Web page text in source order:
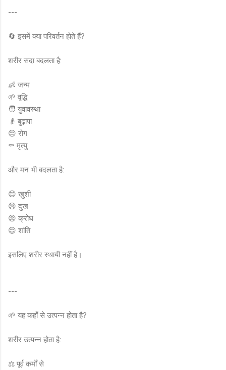
---
🔄 इसमें क्या परिवर्तन होते हैं?
शरीर सदा बदलता है:
👶 जन्म
🌱 वृद्धि
🧑 युवावस्था
👴 बुढ़ापा
😔 रोग
⚰️ मृत्यु
और मन भी बदलता है:
😊 खुशी
😢 दुख
😡 क्रोध
😌 शांति
इसलिए शरीर स्थायी नहीं है।
---
🌱 यह कहाँ से उत्पन्न होता है?
शरीर उत्पन्न होता है:
⚖️ पूर्व कर्मों से